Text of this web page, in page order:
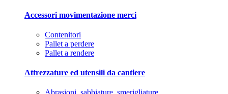
Accessori movimentazione merci
Contenitori
Pallet a perdere
Pallet a rendere
Attrezzature ed utensili da cantiere